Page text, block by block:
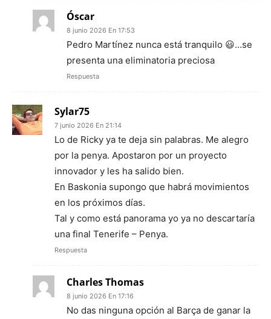
Óscar
8 junio 2026 En 17:53
Pedro Martínez nunca está tranquilo 😃…se
presenta una eliminatoria preciosa
Respuesta
Sylar75
7 junio 2026 En 21:14
Lo de Ricky ya te deja sin palabras. Me alegro
por la penya. Apostaron por un proyecto
innovador y les ha salido bien.
En Baskonia supongo que habrá movimientos
en los próximos días.
Tal y como está panorama yo ya no descartaría
una final Tenerife – Penya.
Respuesta
Charles Thomas
8 junio 2026 En 17:16
No das ninguna opción al Barça de ganar la